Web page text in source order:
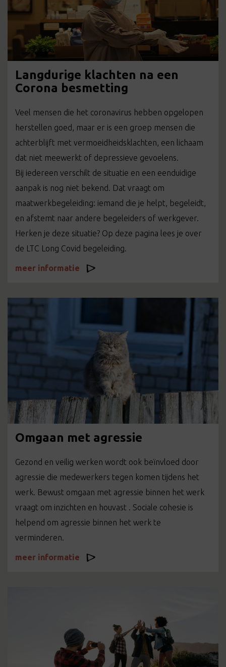
Langdurige klachten na een
Corona besmetting
Veel mensen die het coronavirus hebben opgelopen
herstellen goed, maar er is een groep mensen die
achterblijft met vermoeidheidsklachten, een lichaam
dat niet meewerkt of depressieve gevoelens.
Bij iedereen verschilt de situatie en een eenduidige
aanpak is nog niet bekend. Dat vraagt om
maatwerkbegeleiding: iemand die je helpt, begeleidt,
en afstemt naar andere begeleiders of werkgever.
Herken je deze situatie? Op deze pagina lees je over
de LTC Long Covid begeleiding.
meer informatie
Omgaan met agressie
Gezond en veilig werken wordt ook beïnvloed door
agressie die medewerkers tegen komen tijdens het
werk. Bewust omgaan met agressie binnen het werk
vraagt om inzichten en houvast . Sociale cohesie is
helpend om agressie binnen het werk te
verminderen.
meer informatie